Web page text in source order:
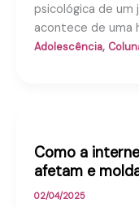
psicológica de um
acontece de uma
Adolescência,
Como a
afetam e
02/04/2025